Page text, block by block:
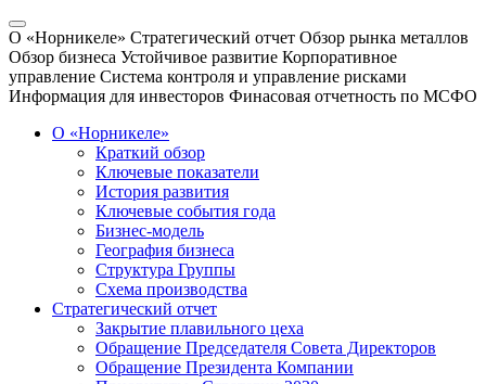
О «Норникеле» Стратегический отчет Обзор рынка металлов
Обзор бизнеса Устойчивое развитие Корпоративное
управление Система контроля и управление рисками
Информация для инвесторов Финасовая отчетность по МСФО
О «Норникеле»
Краткий обзор
Ключевые показатели
История развития
Ключевые события года
Бизнес-модель
География бизнеса
Структура Группы
Схема производства
Стратегический отчет
Закрытие плавильного цеха
Обращение Председателя Совета Директоров
Обращение Президента Компании